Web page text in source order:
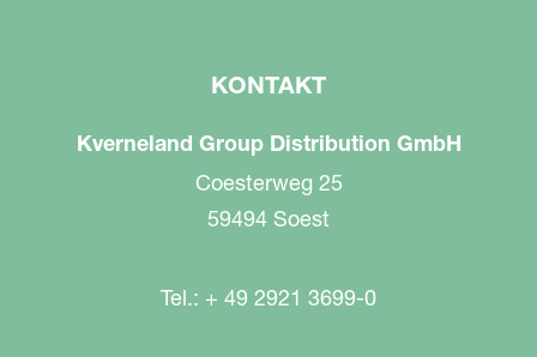
KONTAKT
Kverneland Group Distribution GmbH
Coesterweg 25
59494 Soest
Tel.: + 49 2921 3699-0